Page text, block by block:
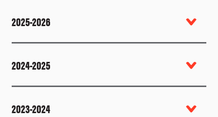
2025-2026
2024-2025
2023-2024